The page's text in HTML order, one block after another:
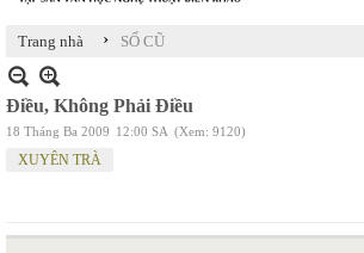
Trang nhà › SỐ CŨ
Điều, Không Phải Điều
18 Tháng Ba 2009 12:00 SA (Xem: 9120)
XUYÊN TRÀ